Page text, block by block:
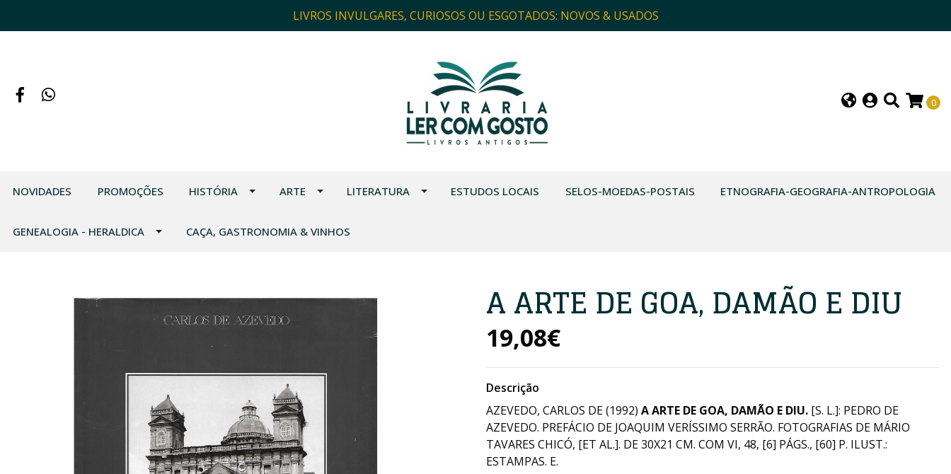
LIVROS INVULGARES, CURIOSOS OU ESGOTADOS: NOVOS & USADOS
0
NOVIDADES PROMOÇÕES HISTÓRIA ARTE LITERATURA ESTUDOS LOCAIS SELOS-MOEDAS-POSTAIS ETNOGRAFIA-GEOGRAFIA-ANTROPOLOGIA
GENEALOGIA - HERALDICA CAÇA, GASTRONOMIA & VINHOS
A ARTE DE GOA, DAMÃO E DIU
19,08€
Descrição
AZEVEDO, CARLOS DE (1992) A ARTE DE GOA, DAMÃO E DIU. [S. L.]: PEDRO DE
AZEVEDO. PREFÁCIO DE JOAQUIM VERÍSSIMO SERRÃO. FOTOGRAFIAS DE MÁRIO
TAVARES CHICÓ, [ET AL.]. DE 30X21 CM. COM VI, 48, [6] PÁGS., [60] P. ILUST.:
ESTAMPAS. E.